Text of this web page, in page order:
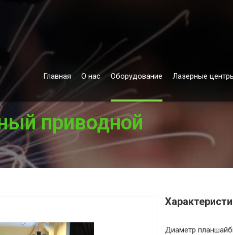
Главная О нас Оборудование Лазерные
приводной
Диаметр